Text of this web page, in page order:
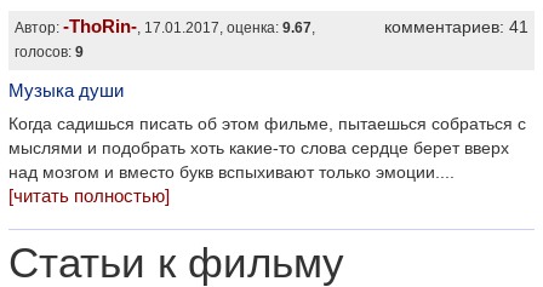
Автор: -ThoRin- , 17.01.2017, оценка: 9.67
голосов: 9
комментариев: 41
Музыка души
Когда садишься писать об этом фильме, пытаешься собраться с
мыслями и подобрать хоть какие-то слова сердце берет вверх
над мозгом и вместо букв вспыхивают только эмоции....
[читать полностью]
Статьи к фильму